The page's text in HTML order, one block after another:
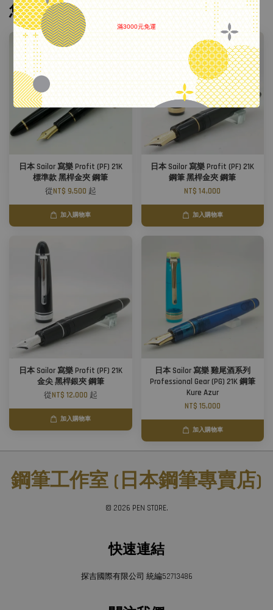
滿3000元免運
您可能也喜歡
日本 Sailor 寫樂 Profit (PF) 21K
標準款 黑桿金夾 鋼筆
從NT$ 9,500 起
加入購物車
日本 Sailor 寫樂 Profit (PF) 21K
鋼筆 黑桿金夾 鋼筆
NT$ 14,000
加入購物車
日本 Sailor 寫樂 Profit (PF) 21K
金尖 黑桿銀夾 鋼筆
從NT$ 12,000 起
加入購物車
日本 Sailor 寫樂 雞尾酒系列
Professional Gear (PG) 21K 鋼筆
Kure Azur
NT$ 15,000
加入購物車
鋼筆工作室 (日本鋼筆專賣店)
© 2026 PEN STORE.
快速連結
探吉國際有限公司 統編52713486